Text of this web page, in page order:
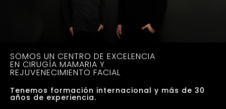
SOMOS UN CENTRO DE EXCELENCIA
EN CIRUGÍA MAMARIA Y
REJUVENECIMIENTO FACIAL
Tenemos formación internacional y más de 30
años de experiencia.